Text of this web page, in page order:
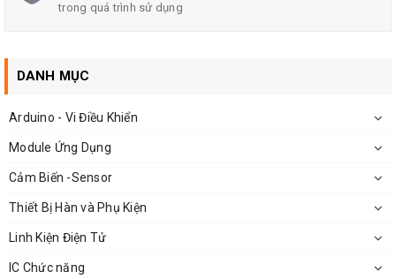
trong quá trình sử dụng
DANH MỤC
Arduino - Vi Điều Khiển
Module Ứng Dụng
Cảm Biến -Sensor
Thiết Bị Hàn và Phụ Kiện
Linh Kiện Điện Tử
IC Chức năng